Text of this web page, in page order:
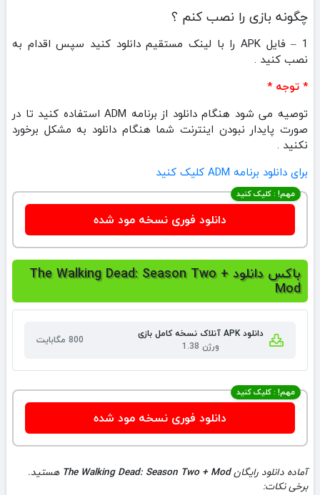
چگونه بازی را نصب کنم ؟
1 – فایل APK را با لینک مستقیم دانلود کنید سپس اقدام به
نصب کنید .
* توجه *
توصیه می شود هنگام دانلود از برنامه ADM استفاده کنید تا در
صورت پایدار نبودن اینترنت شما هنگام دانلود به مشکل برخورد
نکنید .
برای دانلود برنامه ADM کلیک کنید
مهم! : کلیک کنید
دانلود فوری نسخه مود شده
باکس دانلود The Walking Dead: Season Two +
Mod
دانلود APK آنلاک نسخه کامل بازی
ورژن 1.38
800 مگابایت
مهم! : کلیک کنید
دانلود فوری نسخه مود شده
آماده دانلود رایگانThe Walking Dead: Season Two + Mod هستید.
برخی نکات: